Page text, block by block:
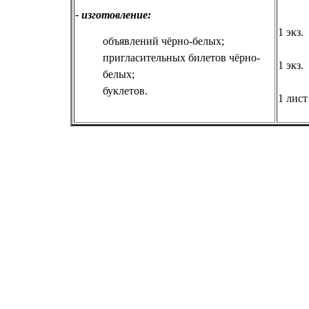
- изготовление:
объявлений чёрно-белых;
пригласительных билетов чёрно-
белых;
буклетов.
1 экз.
1 экз.
1 лист